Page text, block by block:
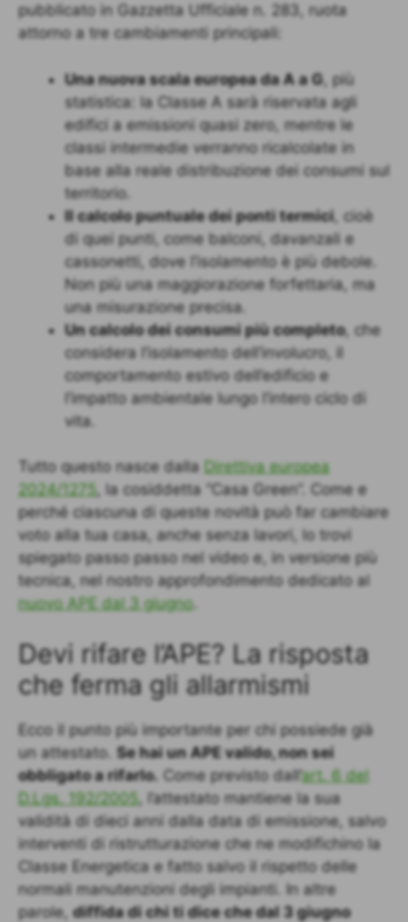
pubblicato in Gazzetta Ufficiale n. 283, ruota
attorno a tre cambiamenti principali:
Una nuova scala europea da A a G, più
statistica: la Classe A sarà riservata agli
edifici a emissioni quasi zero, mentre le
classi intermedie verranno ricalcolate in
base alla reale distribuzione dei consumi sul
territorio.
Il calcolo puntuale dei ponti termici, cioè
di quei punti, come balconi, davanzali e
cassonetti, dove l’isolamento è più debole.
Non più una maggiorazione forfettaria, ma
una misurazione precisa.
Un calcolo dei consumi più completo, che
considera l’isolamento dell’involucro, il
comportamento estivo dell’edificio e
l’impatto ambientale lungo l’intero ciclo di
vita.
Tutto questo nasce dalla Direttiva europea
2024/1275, la cosiddetta “Casa Green”. Come e
perché ciascuna di queste novità può far cambiare
voto alla tua casa, anche senza lavori, lo trovi
spiegato passo passo nel video e, in versione più
tecnica, nel nostro approfondimento dedicato al
nuovo APE dal 3 giugno.
Devi rifare l’APE? La risposta
che ferma gli allarmismi
Ecco il punto più importante per chi possiede già
un attestato. Se hai un APE valido, non sei
obbligato a rifarlo. Come previsto dall’art. 6 del
D.Lgs. 192/2005, l’attestato mantiene la sua
validità di dieci anni dalla data di emissione, salvo
interventi di ristrutturazione che ne modifichino la
Classe Energetica e fatto salvo il rispetto delle
normali manutenzioni degli impianti. In altre
parole,diffida di chi ti dice che dal 3 giugno